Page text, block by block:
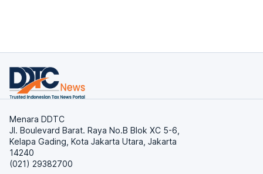
Menara DDTC
Jl. Boulevard Barat. Raya No.B Blok XC 5-6,
Kelapa Gading, Kota Jakarta Utara, Jakarta
14240
(021) 29382700